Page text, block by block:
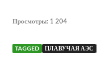
Просмотры: 1 204
TAGGED ПЛАВУЧАЯ АЭС